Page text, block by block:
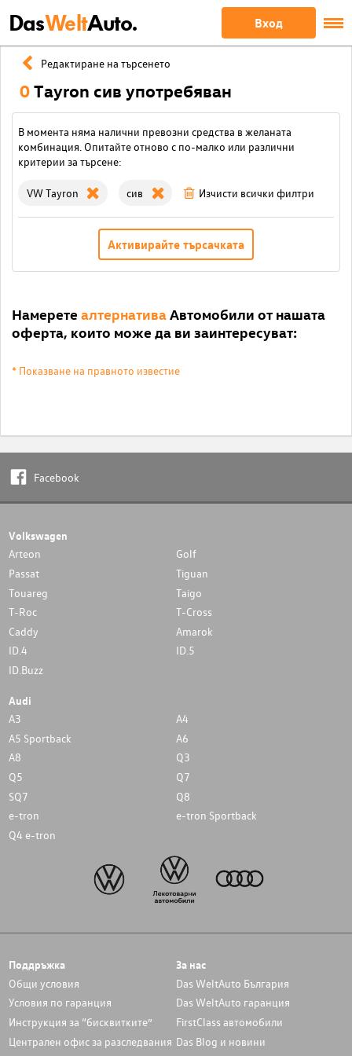
DasWeltAuto. Вход
Редактиране на търсенето
0Tayron сив употребяван
В момента няма налични превозни средства в желаната
комбинация. Опитайте отново с по-малко или различни
критерии за търсене:
VW Tayron сив Изчисти всички филтри
Активирайте търсачката
Намерете алтернативаАвтомобили от нашата
оферта, които може да ви заинтересуват:
* Показване на правното известие
Facebook
Volkswagen
Arteon
Golf
Passat
Tiguan
Touareg
Taigo
T-Roc
T-Cross
Caddy
Amarok
ID.4
ID.5
ID.Buzz
Audi
A3
A4
A5 Sportback
A6
A8
Q3
Q5
Q7
SQ7
Q8
e-tron
e-tron Sportback
Q4 e-tron
Поддръжка
Общи условия
Условия по гаранция
Инструкция за “бисквитките”
Централен офис за разследвания
За нас
Das WeltAuto България
Das WeltAuto гаранция
FirstClass автомобили
Das Blog и новини